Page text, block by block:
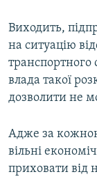
Виходить,
на ситуацію
транспортного
влада такої
дозволити не
Адже за
вільні
приховати від